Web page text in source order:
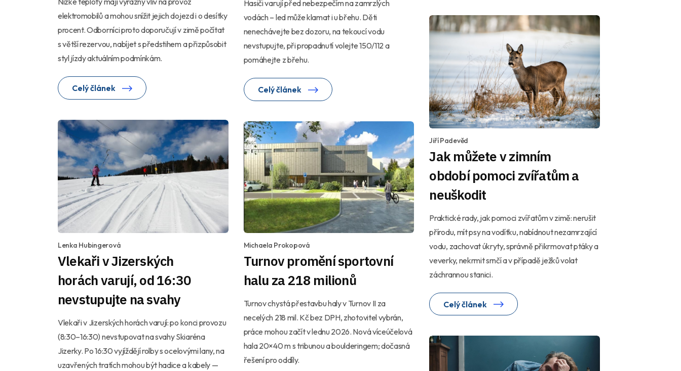
elektromobilů a mohou snížit jejich dojezd i o desítky
procent. Odborníci proto doporučují v zimě počítat
s větší rezervou, nabíjet s předstihem a přizpůsobit
styl jízdy aktuálním podmínkám.
Celý článek
Hasiči varují před nebezpečím na zamrzlých
vodách – led může klamat i u břehu. Děti
nenechávejte bez dozoru, na tekoucí vodu
nevstupujte, při propadnutí volejte 150/112 a
pomáhejte z břehu.
Celý článek
Jiří Padevěd
Jak můžete v zimním
období pomoci zvířatům a
neuškodit
Praktické rady, jak pomoci zvířatům v zimě: nerušit
přírodu, mít psy na vodítku, nabídnout nezamrzající
vodu, zachovat úkryty, správně přikrmovat ptáky a
veverky, nekrmit srnčí a v případě ježků volat
záchrannou stanici.
Celý článek
Lenka Hubingerová
Vlekaři v Jizerských
horách varují, od 16:30
nevstupujte na svahy
Vlekaři v Jizerských horách varují: po konci provozu
(8:30–16:30) nevstupovat na svahy Skiaréna
Jizerky. Po 16:30 vyjíždějí rolby s ocelovými lany, na
uzavřených tratích mohou být hadice a kabely —
Michaela Prokopová
Turnov promění sportovní
halu za 218 milionů
Turnov chystá přestavbu haly v Turnov II za
necelých 218 mil. Kč bez DPH, zhotovitel vybrán,
práce mohou začít v lednu 2026. Nová víceúčelová
hala 20×40 m s tribunou a boulderingem; dočasná
řešení pro oddíly.